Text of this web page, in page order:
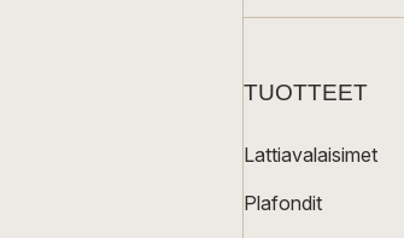
TUOTTEET
Lattiavalaisimet
Plafondit